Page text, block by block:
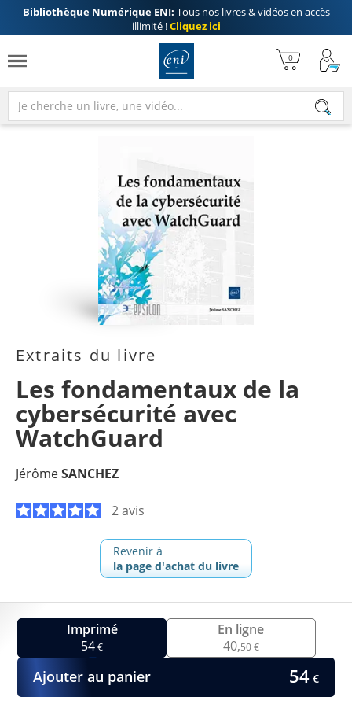
Bibliothèque Numérique ENI: Tous nos livres & vidéos en accès
illimité !Cliquez ici
Extraits du livre
Les fondamentaux de la
cybersécurité avec
WatchGuard
JérômeSANCHEZ
2 avis
Revenir à
la page d'achat du livre
Imprimé
54€
En ligne
40,50 €
Ajouter au panier 54€